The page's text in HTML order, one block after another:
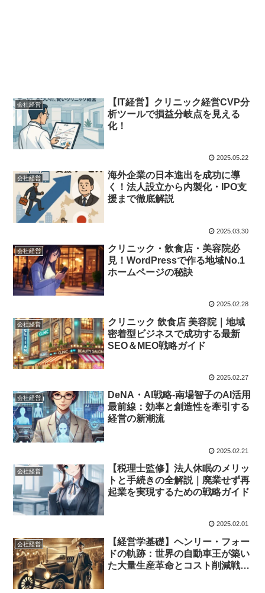
会社経営
【IT経営】クリニック経営CVP分
析ツールで損益分岐点を見える
化！
2025.05.22
会社経営
海外企業の日本進出を成功に導
く！法人設立から内製化・IPO支
援まで徹底解説
2025.03.30
会社経営
クリニック・飲食店・美容院必
見！WordPressで作る地域No.1
ホームページの秘訣
2025.02.28
会社経営
クリニック 飲食店 美容院｜地域
密着型ビジネスで成功する最新
SEO＆MEO戦略ガイド
2025.02.27
会社経営
DeNA・AI戦略-南場智子のAI活用
最前線：効率と創造性を牽引する
経営の新潮流
2025.02.21
会社経営
【税理士監修】法人休眠のメリッ
トと手続きの全解説｜廃業せず再
起業を実現するための戦略ガイド
2025.02.01
会社経営
【経営学基礎】ヘンリー・フォー
ドの軌跡：世界の自動車王が築い
た大量生産革命とコスト削減戦略